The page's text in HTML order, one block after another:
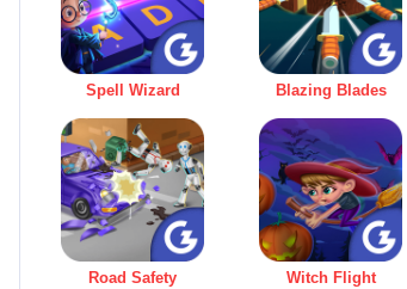
Spell Wizard Blazing Blades
Road Safety Witch Flight